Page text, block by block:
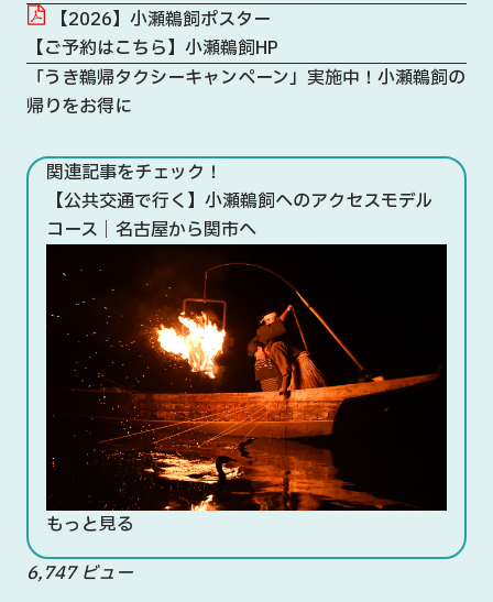
【2026】小瀬鵜飼ポスター
【ご予約はこちら】小瀬鵜飼HP
「うき鵜帰タクシーキャンペーン」実施中！小瀬鵜飼の
帰りをお得に
関連記事をチェック！
【公共交通で行く】小瀬鵜飼へのアクセスモデル
コース｜名古屋から関市へ
もっと見る
6,747 ビュー